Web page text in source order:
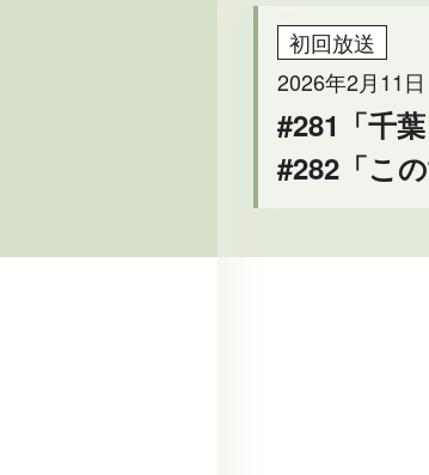
初回放送
2026年2月11
#281「千
#282「こ